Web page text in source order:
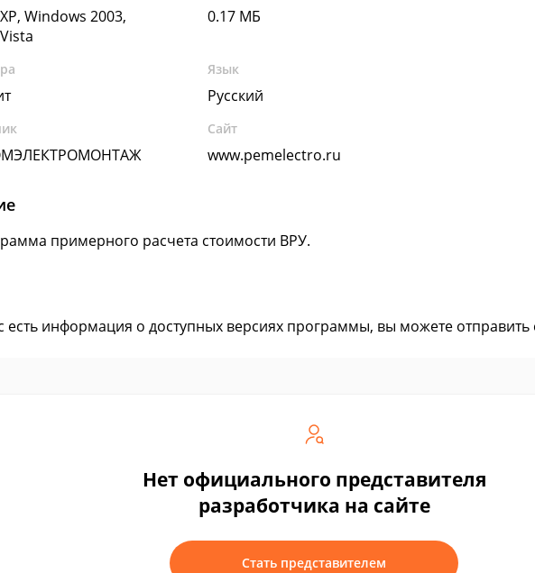
Windows 2003,
0.17 МБ
Язык
Русский
Сайт
www.pemelectro.ru
примерного расчета стоимости ВРУ.
есть информация о доступных версиях программы, вы можете
Нет официального представителя
разработчика на сайте
Стать представителем